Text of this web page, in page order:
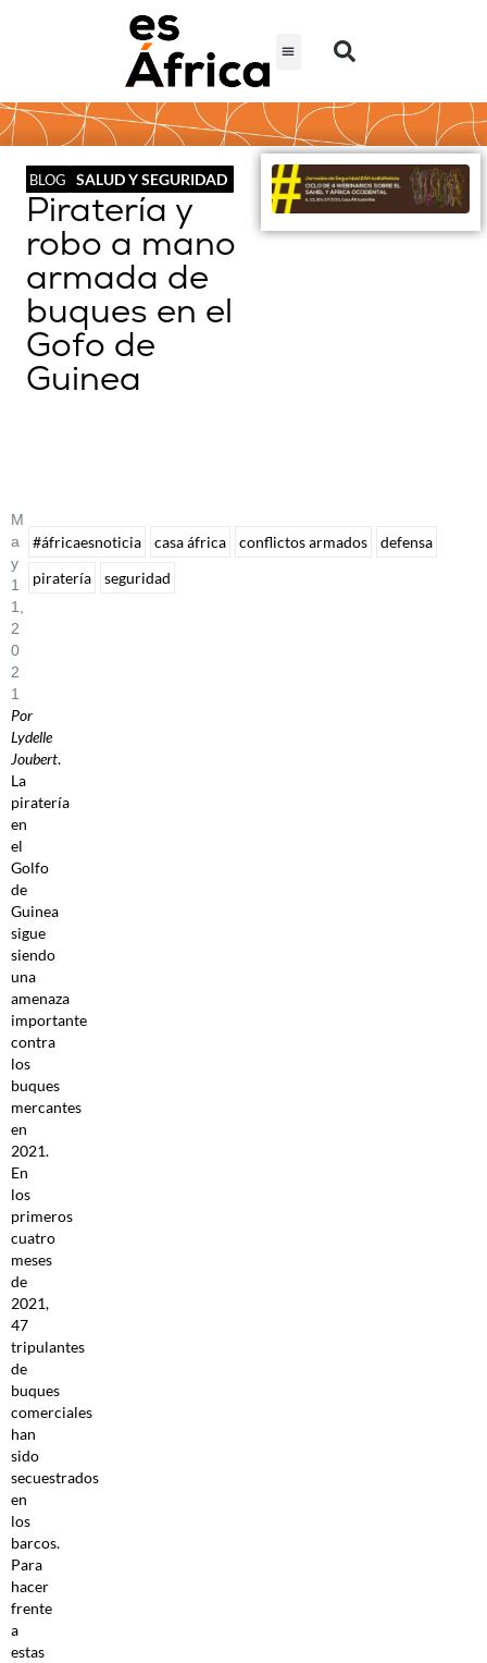
BLOG SALUD Y SEGURIDAD
Piratería y
robo a mano
armada de
buques en el
Gofo de
Guinea
M
A
Y
1
1,
2
0
2
1
Por
Lydelle
Joubert.
La
piratería
en
el
Golfo
de
Guinea
sigue
siendo
una
amenaza
importante
contra
los
buques
mercantes
en
2021.
En
los
primeros
cuatro
meses
de
2021,
47
tripulantes
de
buques
comerciales
han
sido
secuestrados
en
los
barcos.
Para
hacer
frente
a
estas
#áfricaesnoticia casa áfrica conflictos armados
defensa
piratería
seguridad